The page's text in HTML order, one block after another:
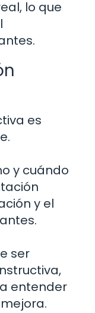
lo que
es
y cuándo
y el
ser
entender